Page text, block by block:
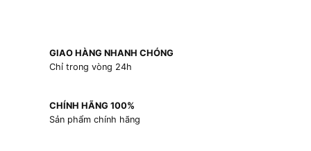
GIAO HÀNG NHANH CHÓNG
Chỉ trong vòng 24h
CHÍNH HÃNG 100%
Sản phẩm chính hãng